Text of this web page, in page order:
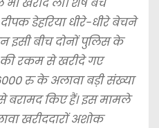
डेहरिया धीरे-धीरे बेचने
इसी बीच दोनों पुलिस के
की रकम से खरीदे गए
रु के अलावा बड़ी संख्या
बरामद किए हैं। इस मामले
खरीददारों अशोक